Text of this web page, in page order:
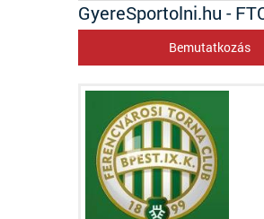
GyereSportolni.hu -
Bemutatkozás